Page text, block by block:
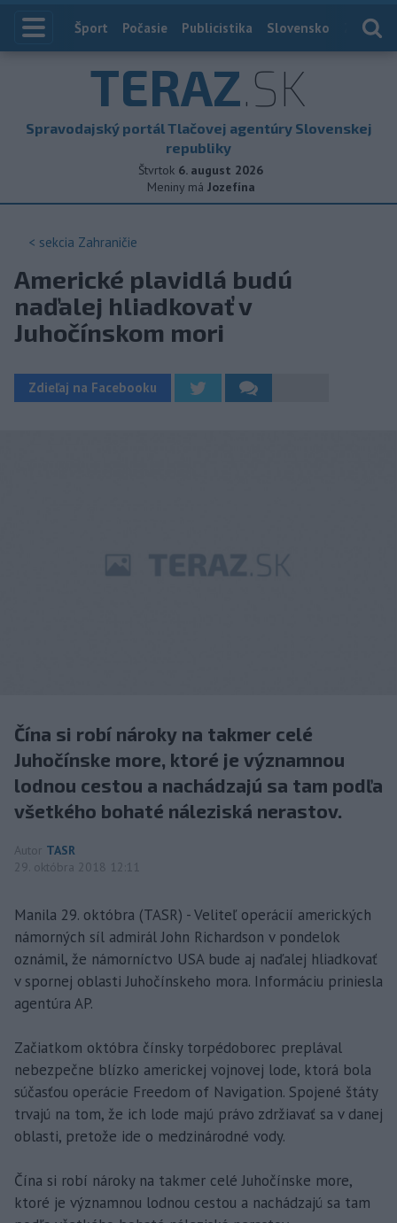
Index
Šport Počasie Publicistika Slovensko
TERAZ.SK
Spravodajský portál Tlačovej agentúry Slovenskej
republiky
Štvrtok 6. august 2026
Meniny má Jozefína
< sekcia Zahraničie
Americké plavidlá budú
naďalej hliadkovať v
Juhočínskom mori
Zdieľaj na Facebooku
Čína si robí nároky na takmer celé
Juhočínske more, ktoré je významnou
lodnou cestou a nachádzajú sa tam podľa
všetkého bohaté náleziská nerastov.
Autor TASR
29. októbra 2018 12:11
Manila 29. októbra (TASR) - Veliteľ operácií amerických
námorných síl admirál John Richardson v pondelok
oznámil, že námorníctvo USA bude aj naďalej hliadkovať
v spornej oblasti Juhočínskeho mora. Informáciu priniesla
agentúra AP.
Začiatkom októbra čínsky torpédoborec preplával
nebezpečne blízko americkej vojnovej lode, ktorá bola
súčasťou operácie Freedom of Navigation. Spojené štáty
trvajú na tom, že ich lode majú právo zdržiavať sa v danej
oblasti, pretože ide o medzinárodné vody.
Čína si robí nároky na takmer celé Juhočínske more,
ktoré je významnou lodnou cestou a nachádzajú sa tam